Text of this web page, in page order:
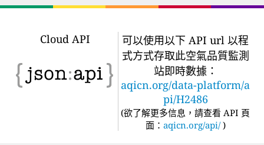
Cloud API
可以使用以下 API url 以程
式方式存取此空氣品質監測
站即時數據：
aqicn.org/data-platform/a
pi/H2486
(欲了解更多信息，請查看 API 頁
面： aqicn.org/api/ )